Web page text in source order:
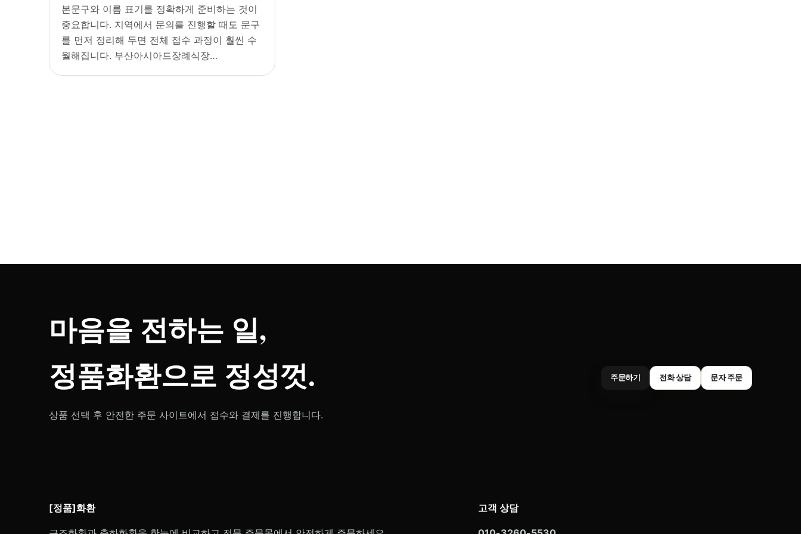
본문구와 이름 표기를 정확하게 준비하는 것이
중요합니다. 지역에서 문의를 진행할 때도 문구
를 먼저 정리해 두면 전체 접수 과정이 훨씬 수
월해집니다. 부산아시아드장례식장…
마음을 전하는 일,
정품화환으로 정성껏.
상품 선택 후 안전한 주문 사이트에서 접수와 결제를 진행합니다.
주문하기 전화 상담 문자 주문
[정품]화환 고객 상담